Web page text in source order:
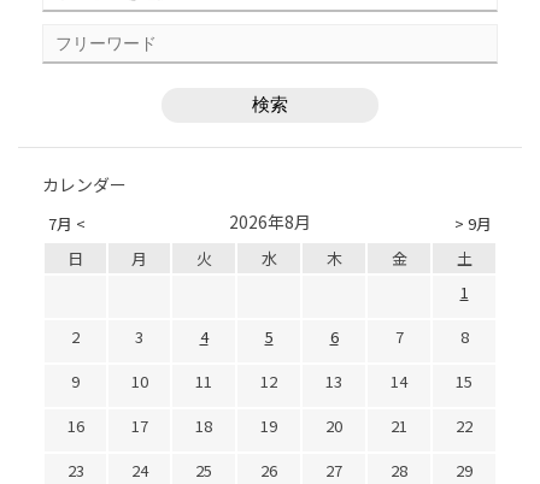
カレンダー
7月 < > 9月
2026年8月
日 月 火 水 木 金
土
1
2
3 4 5 6 7
8
9
10 11 12 13 14
15
16
17 18 19 20 21
22
23
24 25 26 27 28
29